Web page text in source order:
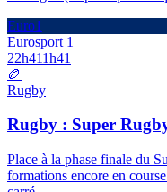
Euro1
Eurosport 1
22h411h41
🏉
Rugby
Rugby : Super
Place à la phase finale du
formations encore en